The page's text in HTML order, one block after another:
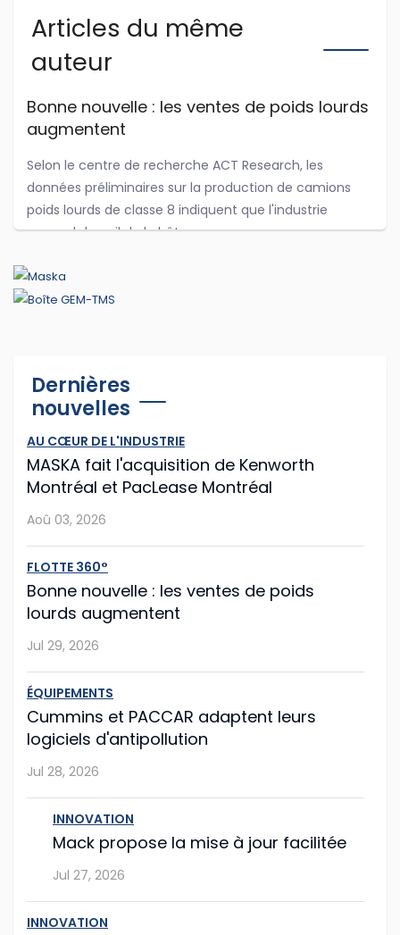
Articles du même
auteur
Bonne nouvelle : les ventes de poids lourds
augmentent
Selon le centre de recherche ACT Research, les
données préliminaires sur la production de camions
poids lourds de classe 8 indiquent que l'industrie
reprend du poil de la bête.
...
Jul 29, 2026
logiciels d'antipollution
Cummins et PACCAR ont récemment annoncé des
modifications logicielles à leurs moteurs diesel afin que
les routiers puissent continuer à rouler plus longtemps
après que les capteurs du camion o...
Jul 28, 2026
Mack propose la mise à jour facilitée
Le constructeur américain Mack Trucks franchit une
nouvelle étape vers la simplification de la
& Leave (« verrouiller et partir »), int�...
Jul 27, 2026
Hyundai Translead poursuit l'expansion de
ses camions à hydrogène
Même si le démarrage semble un peu laborieux,
l'entreprise sud-coréenne Hyundai Translead poursuit
son expansion.
...
Dernières
nouvelles
AU CŒUR DE L'INDUSTRIE
MASKA fait l'acquisition de Kenworth
Montréal et PacLease Montréal
Aoû 03, 2026
FLOTTE 360°
Bonne nouvelle : les ventes de poids
lourds augmentent
Jul 29, 2026
ÉQUIPEMENTS
Cummins et PACCAR adaptent leurs
logiciels d'antipollution
Jul 28, 2026
INNOVATION
Mack propose la mise à jour facilitée
Jul 27, 2026
INNOVATION